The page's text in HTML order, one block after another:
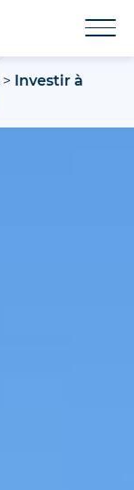
> Investir à